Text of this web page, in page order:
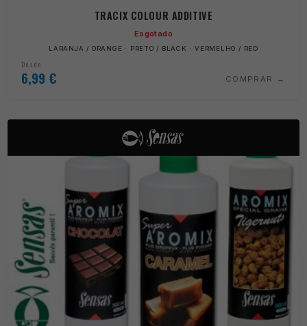
TRACIX COLOUR ADDITIVE
Esgotado
LARANJA / ORANGE · PRETO / BLACK · VERMELHO / RED
Desde
6,99 € COMPRAR